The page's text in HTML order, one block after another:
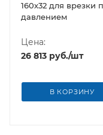
160х32 для врезки
давлением
Цена:
26 813 руб./шт
В КОРЗИНУ